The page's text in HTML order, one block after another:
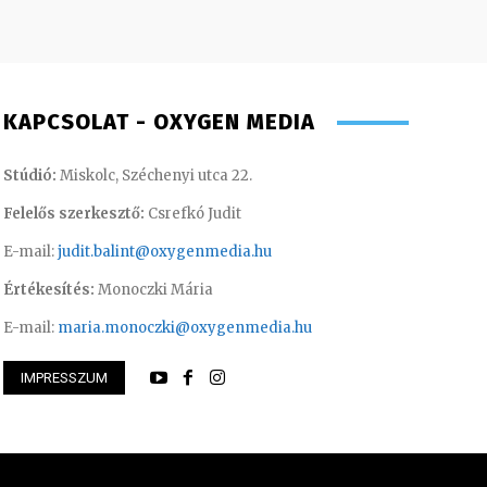
– sales manager
KAPCSOLAT - OXYGEN MEDIA
Stúdió: Miskolc, Széchenyi utca 22.
Felelős szerkesztő: Csrefkó Judit
E-mail:judit.balint@oxygenmedia.hu
Értékesítés: Monoczki Mária
E-mail: maria.monoczki@oxygenmedia.hu
IMPRESSZUM